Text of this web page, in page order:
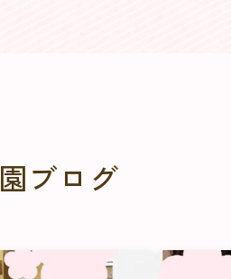
園ブログ